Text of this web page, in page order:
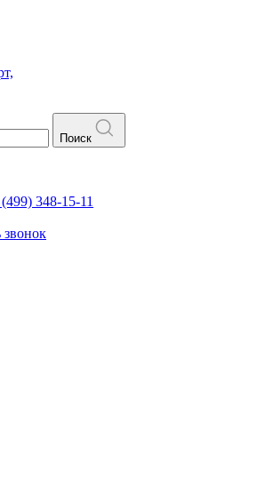
Поиск
348-15-11
звонок